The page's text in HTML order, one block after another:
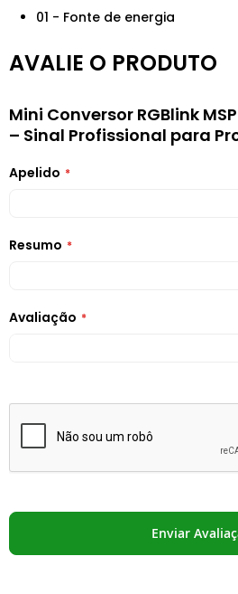
01 - Fonte de energia
AVALIE O PRODUTO
Mini Conversor RGBlink
– Sinal Profissional para
Apelido
Resumo
Avaliação
Enviar